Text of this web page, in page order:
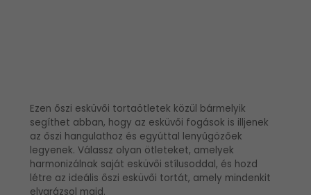
Ezen őszi esküvői tortaötletek közül bármelyik
segíthet abban, hogy az esküvői fogások is illjenek
az őszi hangulathoz és egyúttal lenyűgözőek
legyenek. Válassz olyan ötleteket, amelyek
harmonizálnak saját esküvői stílusoddal, és hozd
létre az ideális őszi esküvői tortát, amely mindenkit
elvarázsol majd.